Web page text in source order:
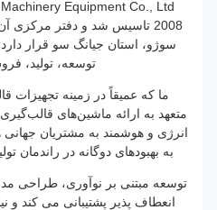
سوژو، استان جیانگ سو قرار دارد.
توسعه، تولید، فروش
ما که عمیقاً در زمینه تجهیزات
متعهد به ارائه ماشین‌های قالب‌گیری
انرژی و هوشمند به مشتریان جهانی
به بهبودهای دوگانه در راندمان
توسعه مبتنی بر نوآوری، طراحی مدولار
انعطاف پذیر پشتیبانی می کند و